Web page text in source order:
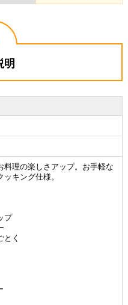
明
料理の楽しさアップ。お手軽な
キング仕様。
プ
とく